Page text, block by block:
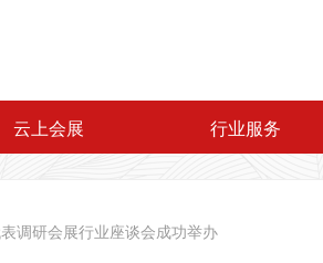
云上会展 行业服务
调研会展行业座谈会成功举办